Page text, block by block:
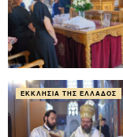
ΕΚΚΛΗΣΊΑ ΤΗΣ ΕΛΛΆΔΟΣ